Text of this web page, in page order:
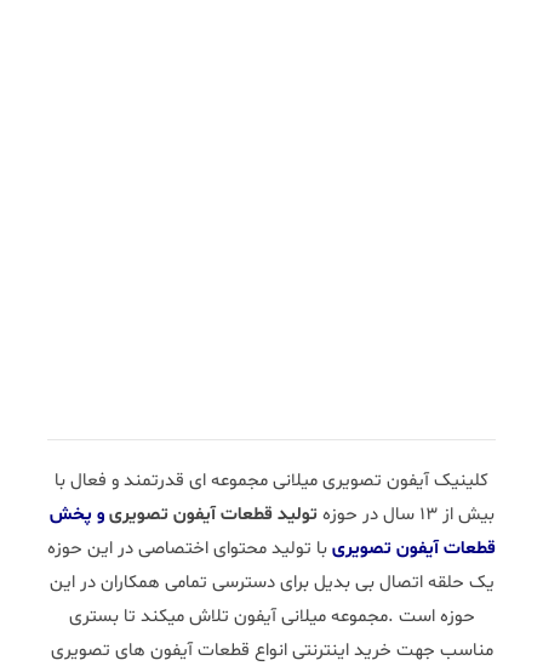
کلینیک آیفون تصویری میلانی مجموعه ای قدرتمند و فعال با
بیش از 13 سال در حوزه
تولید قطعات آیفون تصویریو پخش
قطعات آیفون تصویریبا تولید محتوای اختصاصی در این حوزه
یک حلقه اتصال بی بدیل برای دسترسی تمامی همکاران در این
حوزه است .مجموعه میلانی آیفون تلاش میکند تا بستری
مناسب جهت خرید اینترنتی انواع قطعات آیفون های تصویری